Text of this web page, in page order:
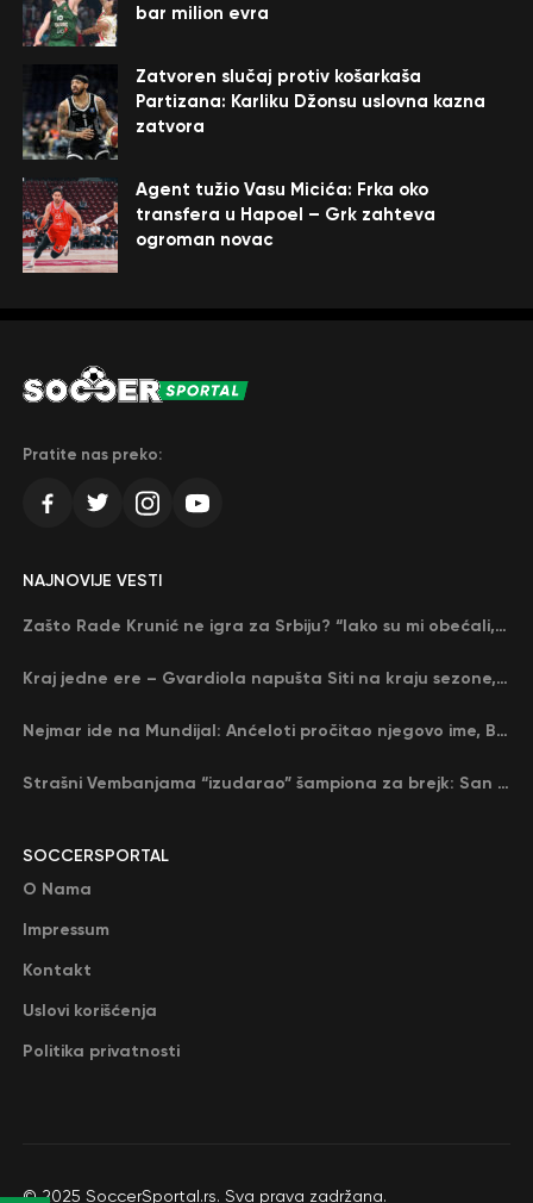
bar milion evra
Zatvoren slučaj protiv košarkaša
Partizana: Karliku Džonsu uslovna kazna
zatvora
Agent tužio Vasu Micića: Frka oko
transfera u Hapoel – Grk zahteva
ogroman novac
Pratite nas preko:
SOCCERSPORTAL
O Nama
Impressum
Kontakt
Uslovi korišćenja
Politika privatnosti
NAJNOVIJE VESTI
Zašto Rade Krunić ne igra za Srbiju? “Iako su mi obećali, niko me nije zvao…”
Kraj jedne ere – Gvardiola napušta Siti na kraju sezone, menja ga njegov nekadašnji rival
Nejmar ide na Mundijal: Anćeloti pročitao njegovo ime, Brazil u delirijumu (VIDEO)
Strašni Vembanjama “izudarao” šampiona za brejk: San Antonio poveo protiv Oklahome
© 2025 SoccerSportal.rs. Sva prava zadržana.